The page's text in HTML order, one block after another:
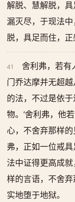
解脱、慧解脱，
漏灭尽，于现法
脱，具足而住，正
41
舍利弗，若有
门乔达摩并无超
的法，不过是依
物。’舍利弗，他
心，不舍弃那样
弗，正如一位戒
法中证得更高成
样的言语，不舍
实地堕于地狱。